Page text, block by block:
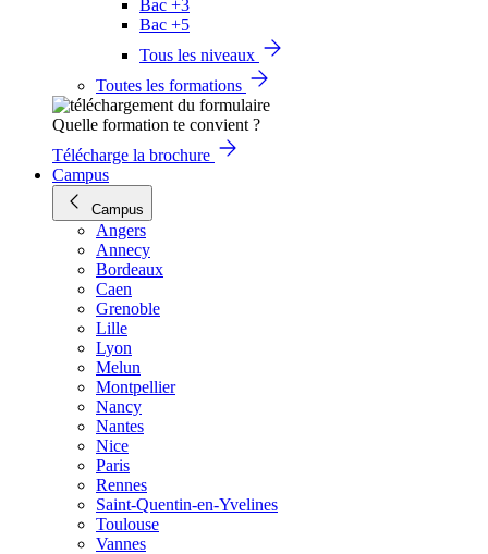
Bac +3
Bac +5
Tous les niveaux
Toutes les formations
Quelle formation te convient ?
Télécharge la brochure
Campus
Campus
Angers
Annecy
Bordeaux
Caen
Grenoble
Lille
Lyon
Melun
Montpellier
Nancy
Nantes
Nice
Paris
Rennes
Saint-Quentin-en-Yvelines
Toulouse
Vannes